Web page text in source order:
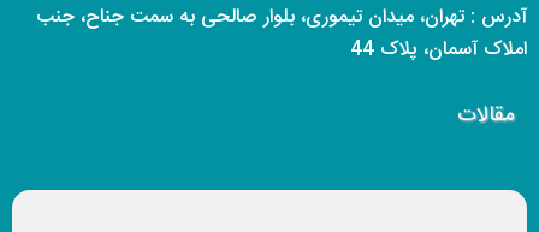
آدرس : تهران، میدان تیموری، بلوار صالحی به سمت جناح، جنب
املاک آسمان، پلاک 44
مقالات